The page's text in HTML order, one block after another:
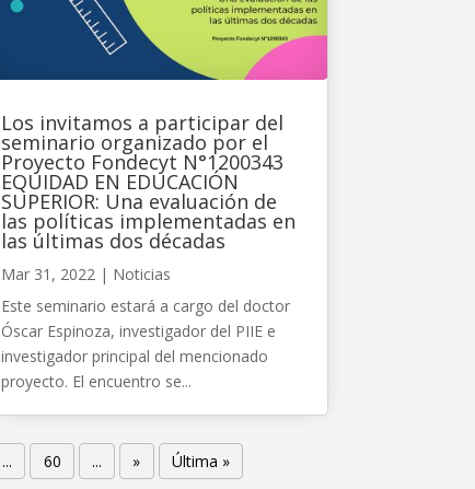
Los invitamos a participar del
seminario organizado por el
Proyecto Fondecyt N°1200343
EQUIDAD EN EDUCACIÓN
SUPERIOR: Una evaluación de
las políticas implementadas en
las últimas dos décadas
Mar 31, 2022| Noticias
Este seminario estará a cargo del doctor
Óscar Espinoza, investigador del PIIE e
investigador principal del mencionado
proyecto. El encuentro se...
... 60 ... » Última »